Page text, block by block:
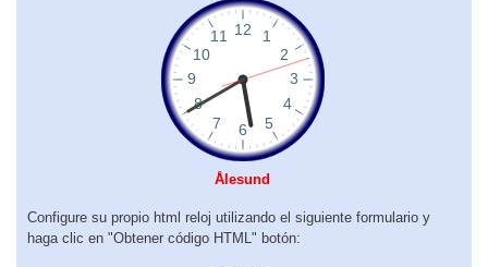
Ålesund
Configure su propio html reloj utilizando el siguiente formulario y
haga clic en "Obtener código HTML" botón: